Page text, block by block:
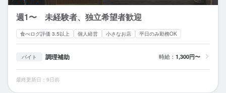
週1〜 未経験者、独立希望者歓迎
食べログ評価 3.5以上 個人経営 小さなお店 平日のみ勤務OK
バイト 調理補助 時給： 1,300円〜
最終更新日：9日前